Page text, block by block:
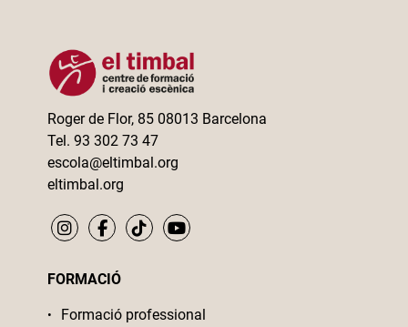
Roger de Flor, 85 08013 Barcelona
Tel. 93 302 73 47
escola@eltimbal.org
eltimbal.org
FORMACIÓ
Formació professional